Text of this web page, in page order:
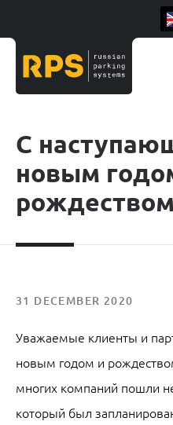
С
новым
31 DECEMBER 2020
Уважаемые клиенты и
новым годом и
многих компаний пошли
который был